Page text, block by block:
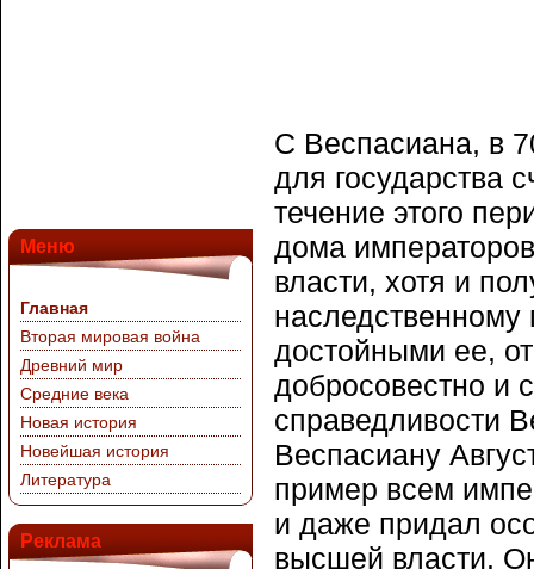
Меню
Главная
Вторая мировая война
Древний мир
Средние века
Новая история
Новейшая история
Литература
Реклама
С Веспасиана, в
для государства
течение этого
дома
власти, хотя и
наследственному
достойными ее,
добросовестно и
справедливости
Веспасиану
пример всем
и даже придал
высшей власти.